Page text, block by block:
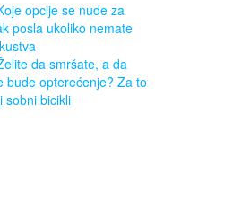
opcije se nude za
posla ukoliko nemate
da smršate, a da
bude opterećenje? Za to
sobni bicikli